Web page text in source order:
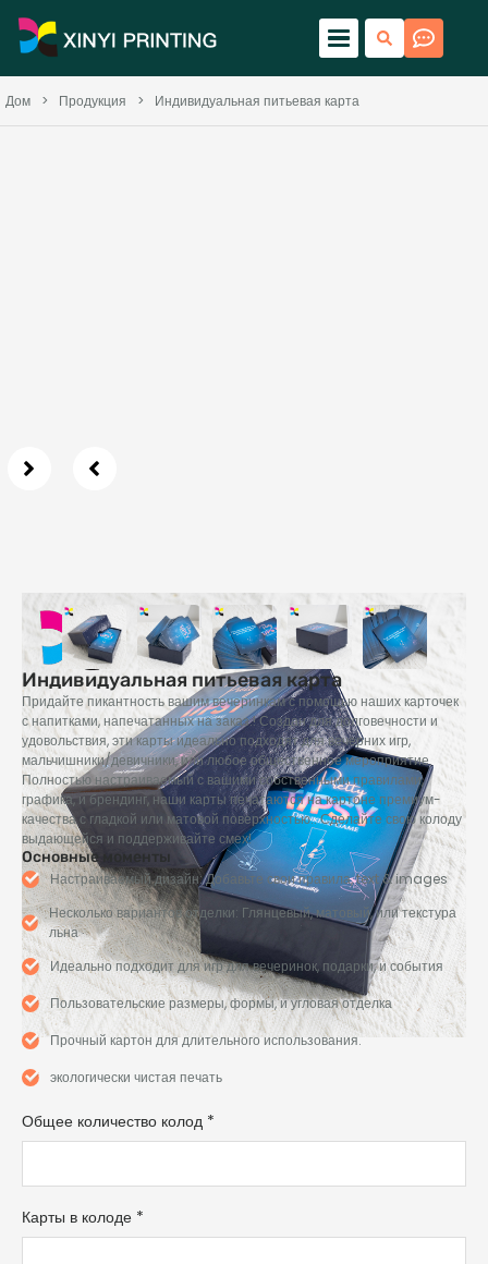
Дом > Продукция > Индивидуальная питьевая карта
Индивидуальная питьевая карта
Придайте пикантность вашим вечеринкам с помощью наших карточек
с напитками, напечатанных на заказ.! Создан для долговечности и
удовольствия, эти карты идеально подходят для вечерних игр,
мальчишники/девичники, или любое общественное мероприятие.
Полностью настраиваемый с вашими собственными правилами,
графика, и брендинг, наши карты печатаются на картоне премиум-
качества с гладкой или матовой поверхностью.. Сделайте свою колоду
выдающейся и поддерживайте смех!
Основные моменты
Настраиваемый дизайн: Добавьте свои правила,text & images
Несколько вариантов отделки: Глянцевый, матовый, или текстура
льна
Идеально подходит для игр для вечеринок, подарки, и события
Пользовательские размеры, формы, и угловая отделка
Прочный картон для длительного использования.
экологически чистая печать
Общее количество колод *
Карты в колоде *